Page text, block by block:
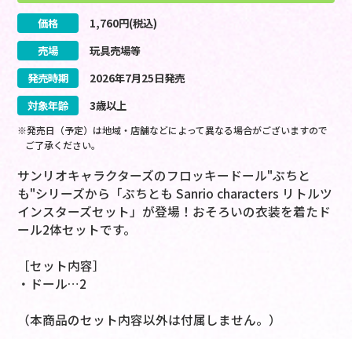
価格 1,760円(税込)
売場
玩具売場等
発売時期
2026年7月25日発売
対象年齢
3歳以上
※発売日（予定）は地域・店舗などによって異なる場合がございますので
ご了承ください。
サンリオキャラクターズのフロッキードール"ぷちと
も"シリーズから「ぷちとも Sanrio characters リトルツ
インスターズセット」が登場！おそろいの衣装を着たド
ール2体セットです。
［セット内容］
・ドール…2
（本商品のセット内容以外は付属しません。）